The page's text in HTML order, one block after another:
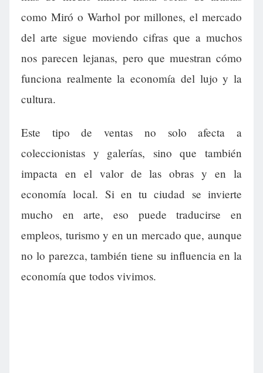
como Miró o Warhol por millones, el mercado
del arte sigue moviendo cifras que a muchos
nos parecen lejanas, pero que muestran cómo
funciona realmente la economía del lujo y la
cultura.
Este tipo de ventas no solo afecta a
coleccionistas y galerías, sino que también
impacta en el valor de las obras y en la
economía local. Si en tu ciudad se invierte
mucho en arte, eso puede traducirse en
empleos, turismo y en un mercado que, aunque
no lo parezca, también tiene su influencia en la
economía que todos vivimos.